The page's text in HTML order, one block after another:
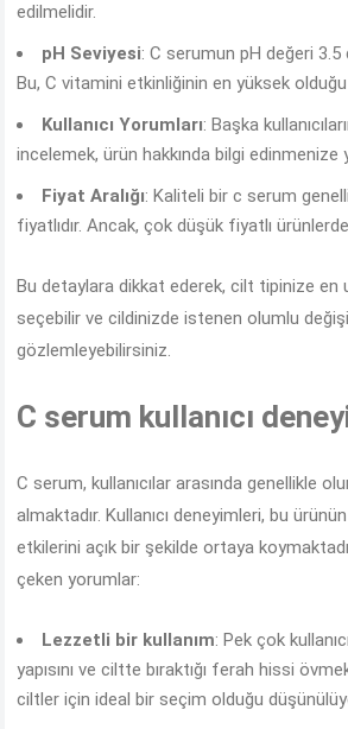
edilmelidir.
pH Seviyesi: C serumun pH değeri 3.5
Bu, C vitamini etkinliğinin en yüksek
Kullanıcı Yorumları: Başka
incelemek, ürün hakkında bilgi edinmenize
Fiyat Aralığı: Kaliteli bir c serum
fiyatlıdır. Ancak, çok düşük fiyatlı
Bu detaylara dikkat ederek, cilt tipinize en
seçebilir ve cildinizde istenen olumlu
gözlemleyebilirsiniz.
C serum kullanıcı
C serum, kullanıcılar arasında genellikle
almaktadır. Kullanıcı deneyimleri, bu
etkilerini açık bir şekilde ortaya
çeken yorumlar:
Lezzetli bir kullanım: Pek çok
yapısını ve ciltte bıraktığı ferah hissi
ciltler için ideal bir seçim olduğu